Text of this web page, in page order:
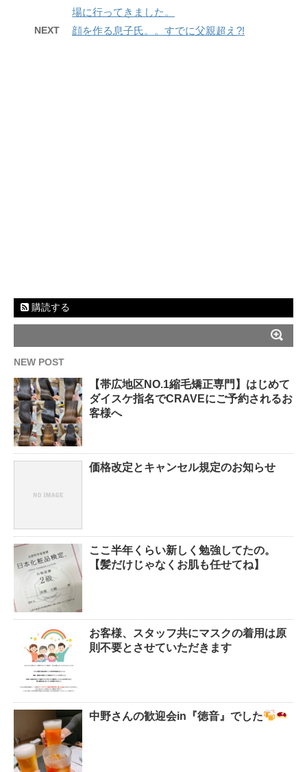
場に行ってきました。
NEXT 顔を作る息子氏。。すでに父親超え?!
購読する
NEW POST
【帯広地区NO.1縮毛矯正専門】はじめて
ダイスケ指名でCRAVEにご予約されるお
客様へ
価格改定とキャンセル規定のお知らせ
ここ半年くらい新しく勉強してたの。
【髪だけじゃなくお肌も任せてね】
お客様、スタッフ共にマスクの着用は原
則不要とさせていただきます
中野さんの歓迎会in『徳音』でした